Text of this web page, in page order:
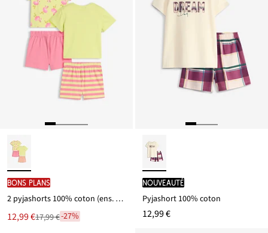
BONS PLANS
2 pyjashorts 100% coton (ens. 4 pces)
Le
nouveau
12,99 €
Remise17,99 €-27%
Nouveauté
Pyjashort 100% coton
12,99 €